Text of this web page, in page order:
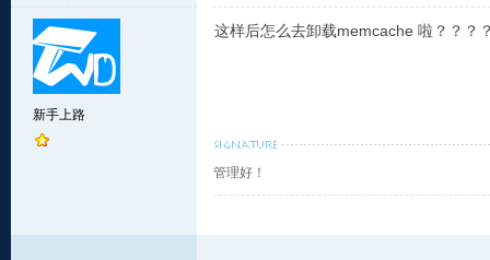
新手上路
这样后怎么去卸载memcache 啦？？？
管理好！